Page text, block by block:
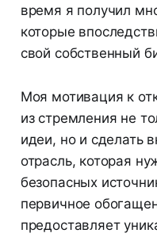
время я получил
которые
свой собственный
Моя мотивация к
из стремления не
идеи, но и сделать
отрасль, которая
безопасных
первичное
предоставляет